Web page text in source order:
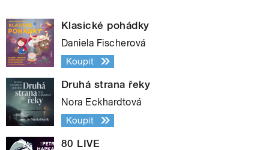
Klasické pohádky
Daniela Fischerová
Koupit
Druhá strana řeky
Nora Eckhardtová
Koupit
80 LIVE